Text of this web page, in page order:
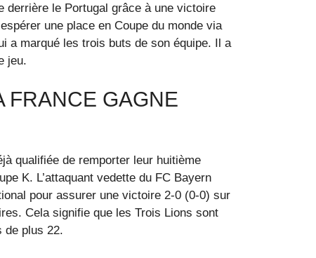
derrière le Portugal grâce à une victoire
une place en Coupe du monde via
a marqué les trois buts de son équipe. Il a
jeu.
FRANCE GAGNE
qualifiée de remporter leur huitième
K. L’attaquant vedette du FC Bayern
pour assurer une victoire 2-0 (0-0) sur
Cela signifie que les Trois Lions sont
de plus 22.